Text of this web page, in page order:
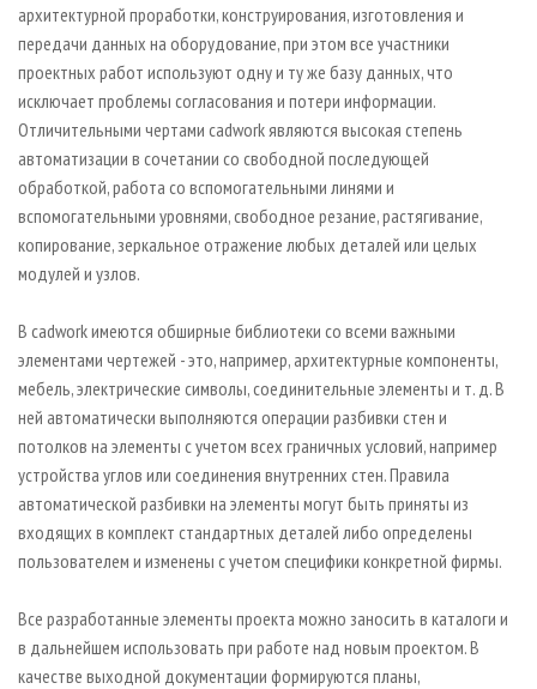
архитектурной проработки, конструирования, изготовления и
передачи данных на оборудование, при этом все участники
проектных работ используют одну и ту же базу данных, что
исключает проблемы согласования и потери информации.
Отличительными чертами cadwork являются высокая степень
автоматизации в сочетании со свободной последующей
обработкой, работа со вспомогательными линями и
вспомогательными уровнями, свободное резание, растягивание,
копирование, зеркальное отражение любых деталей или целых
модулей и узлов.
В cadwork имеются обширные библиотеки со всеми важными
элементами чертежей - это, например, архитектурные компоненты,
мебель, электрические символы, соединительные элементы и т. д. В
ней автоматически выполняются операции разбивки стен и
потолков на элементы с учетом всех граничных условий, например
устройства углов или соединения внутренних стен. Правила
автоматической разбивки на элементы могут быть приняты из
входящих в комплект стандартных деталей либо определены
пользователем и изменены с учетом специфики конкретной фирмы.
Все разработанные элементы проекта можно заносить в каталоги и
в дальнейшем использовать при работе над новым проектом. В
качестве выходной документации формируются планы,